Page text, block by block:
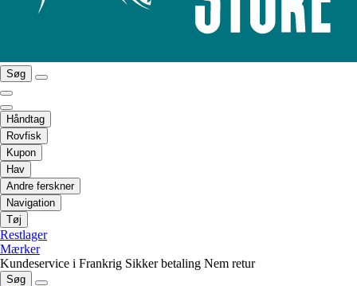
Søg
Håndtag
Rovfisk
Kupon
Hav
Andre ferskner
Navigation
Tøj
Restlager
Mærker
Kundeservice i Frankrig Sikker betaling Nem retur
Søg